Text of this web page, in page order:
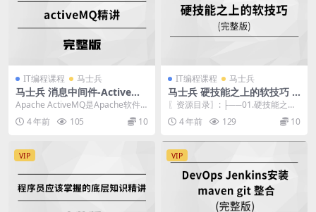
IT编程课程 马士兵
马士兵 消息中间件-ActiveMQ
| 完结
Apache ActiveMQ是Apache软件
基金会所研发的开放源代码消息中
间...4 年前 105 10
IT编程课程 马士兵
马士兵 硬技能之上的软技巧 |
完结
〖资源目录〗: ├──01.硬技能之上
的软技巧（一）-.mp4 2.18G ├─...
4 年前 129 10
VIP VIP